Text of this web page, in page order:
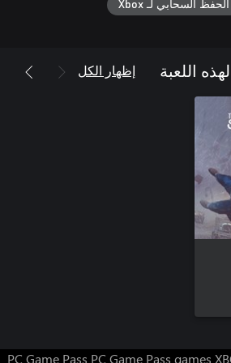
الحفظ السحابي لـ Xbox
اللعبة إظهار الكل
PC Game Pass PC Game Pass games